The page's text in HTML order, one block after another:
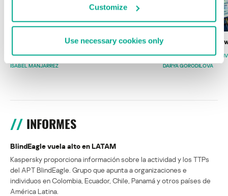
Customize
Use necessary cookies only
Wardriving en México: preparativos para
ISABEL MANJARREZ
Estado del
FABIO ASSOLINI MARC
DARYA GORODILOVA
INFORMES
BlindEagle vuela alto en LATAM
Kaspersky proporciona información sobre la actividad y los TTPs
del APT BlindEagle. Grupo que apunta a organizaciones e
individuos en Colombia, Ecuador, Chile, Panamá y otros países de
América Latina.